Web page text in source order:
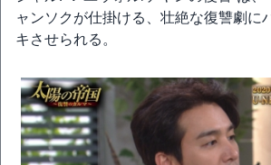
ャンソクが仕掛ける、壮絶な復讐劇に
キさせられる。